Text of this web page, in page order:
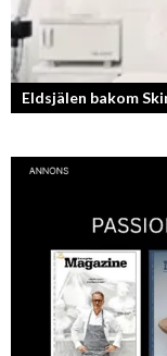
Eldsjälen bakom
Annica Forsgren